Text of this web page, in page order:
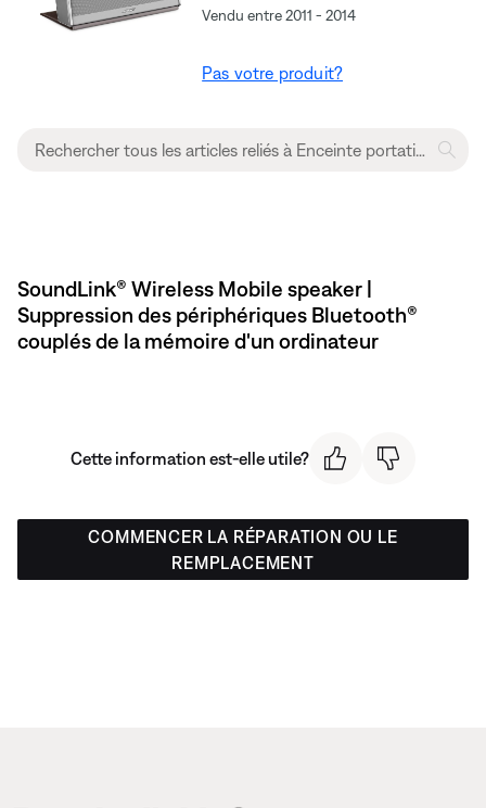
Vendu entre 2011 - 2014
Pas votre produit?
SoundLink® Wireless Mobile speaker |
Suppression des périphériques Bluetooth®
couplés de la mémoire d'un ordinateur
Cette information est-elle utile?
COMMENCER LA RÉPARATION OU LE
REMPLACEMENT